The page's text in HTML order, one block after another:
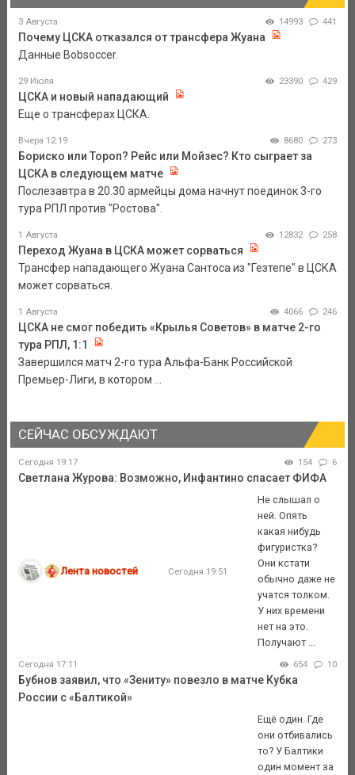
3 Августа 14993 441
Почему ЦСКА отказался от трансфера Жуана
Данные Bobsoccer.
29 Июля 23390 429
ЦСКА и новый нападающий
Еще о трансферах ЦСКА.
Вчера 12:19 8680 273
Бориско или Тороп? Рейс или Мойзес? Кто сыграет за
ЦСКА в следующем матче
Послезавтра в 20.30 армейцы дома начнут поединок 3-го
тура РПЛ против "Ростова".
1 Августа 12832 258
Переход Жуана в ЦСКА может сорваться
Трансфер нападающего Жуана Сантоса из "Гезтепе" в ЦСКА
может сорваться.
1 Августа 4066 246
ЦСКА не смог победить «Крылья Советов» в матче 2-го
тура РПЛ, 1:1
Завершился матч 2-го тура Альфа-Банк Российской
Премьер-Лиги, в котором ...
СЕЙЧАС ОБСУЖДАЮТ
Сегодня 19:17 154 6
Светлана Журова: Возможно, Инфантино спасает ФИФА
Лента новостей Сегодня 19:51
Не слышал о
ней. Опять
какая нибудь
фигуристка?
Они кстати
обычно даже не
учатся толком.
У них времени
нет на это.
Получают ...
Сегодня 17:11 654 10
Бубнов заявил, что «Зениту» повезло в матче Кубка
России с «Балтикой»
Ещё один. Где
они отбивались
то? У Балтики
один момент за